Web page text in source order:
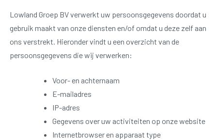
Lowland Groep BV verwerkt uw persoonsgegevens doordat u
gebruik maakt van onze diensten en/of omdat u deze zelf aan
ons verstrekt. Hieronder vindt u een overzicht van de
persoonsgegevens die wij verwerken:
Voor- en achternaam
E-mailadres
IP-adres
Gegevens over uw activiteiten op onze website
Internetbrowser en apparaat type